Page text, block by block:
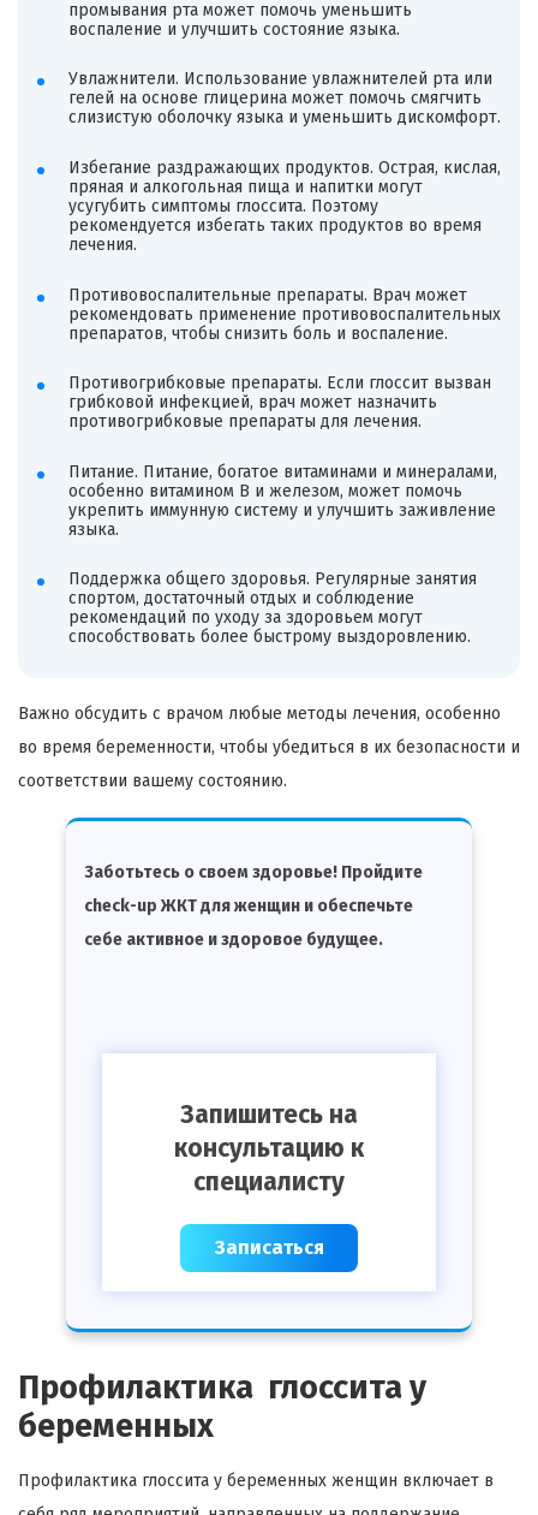
промывания рта может помочь уменьшить
воспаление и улучшить состояние языка.
Увлажнители. Использование увлажнителей рта или
гелей на основе глицерина может помочь смягчить
слизистую оболочку языка и уменьшить дискомфорт.
Избегание раздражающих продуктов. Острая, кислая,
пряная и алкогольная пища и напитки могут
усугубить симптомы глоссита. Поэтому
рекомендуется избегать таких продуктов во время
лечения.
Противовоспалительные препараты. Врач может
рекомендовать применение противовоспалительных
препаратов, чтобы снизить боль и воспаление.
Противогрибковые препараты. Если глоссит вызван
грибковой инфекцией, врач может назначить
противогрибковые препараты для лечения.
Питание. Питание, богатое витаминами и минералами,
особенно витамином B и железом, может помочь
укрепить иммунную систему и улучшить заживление
языка.
Поддержка общего здоровья. Регулярные занятия
спортом, достаточный отдых и соблюдение
рекомендаций по уходу за здоровьем могут
способствовать более быстрому выздоровлению.
Важно обсудить с врачом любые методы лечения, особенно
во время беременности, чтобы убедиться в их безопасности и
соответствии вашему состоянию.
Заботьтесь о своем здоровье! Пройдите
check-up ЖКТ для женщин и обеспечьте
себе активное и здоровое будущее.
Запишитесь на
консультацию к
специалисту
Записаться
Профилактика глоссита у
беременных
Профилактика глоссита у беременных женщин включает в